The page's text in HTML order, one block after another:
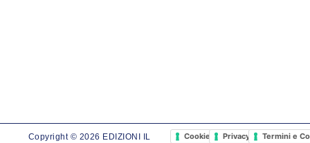
Copyright © 2026 EDIZIONI IL
Cookie PolicyPrivacy PolicyTermini e